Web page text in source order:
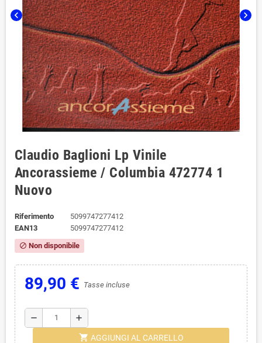
chevron_left chevron_right
Claudio Baglioni ‎Lp Vinile
Ancorassieme / Columbia ‎472774 1
Nuovo
Riferimento
5099747277412
EAN13
5099747277412
block Non disponibile
89,90 € Tasse incluse
remove add
shopping_cart AGGIUNGI AL CARRELLO